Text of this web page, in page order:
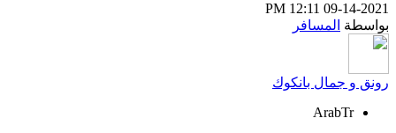
09-14-2021
12:11 PM
بواسطة المسافر
رونق و جمال بانكوك
ArabTr